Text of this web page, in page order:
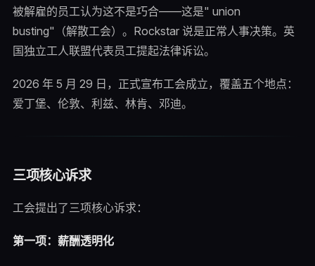
被解雇的员工认为这不是巧合——这是" union
busting"（解散工会）。Rockstar 说是正常人事决策。英
国独立工人联盟代表员工提起法律诉讼。
2026 年 5 月 29 日，正式宣布工会成立，覆盖五个地点：
爱丁堡、伦敦、利兹、林肯、邓迪。
三项核心诉求
工会提出了三项核心诉求：
第一项：薪酬透明化